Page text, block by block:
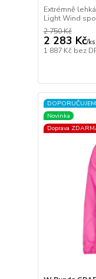
Extrémně
Light Wind
2 750 Kč
2 283 Kč/ks
1 887 Kč bez
Novinka
Doprava